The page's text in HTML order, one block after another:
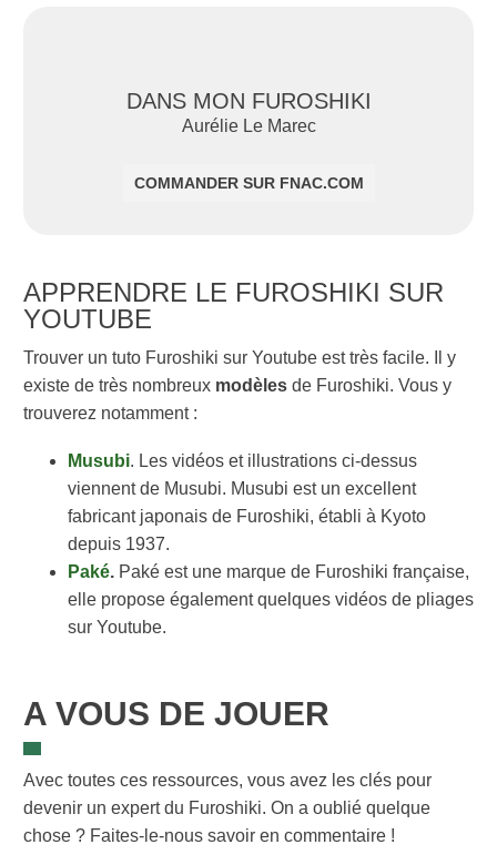
DANS MON FUROSHIKI
Aurélie Le Marec
COMMANDER SUR FNAC.COM
APPRENDRE LE FUROSHIKI SUR
YOUTUBE
Trouver un tuto Furoshiki sur Youtube est très facile. Il y
existe de très nombreux modèles de Furoshiki. Vous y
trouverez notamment :
Musubi. Les vidéos et illustrations ci-dessus
viennent de Musubi. Musubi est un excellent
fabricant japonais de Furoshiki, établi à Kyoto
depuis 1937.
Paké. Paké est une marque de Furoshiki française,
elle propose également quelques vidéos de pliages
sur Youtube.
A VOUS DE JOUER
Avec toutes ces ressources, vous avez les clés pour
devenir un expert du Furoshiki. On a oublié quelque
chose ? Faites-le-nous savoir en commentaire !